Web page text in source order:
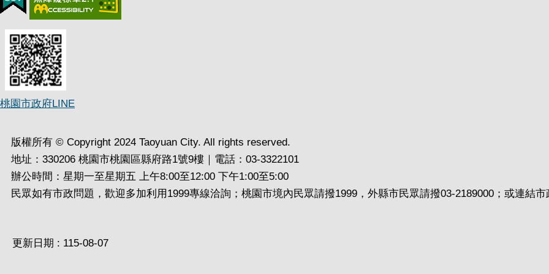
桃園市政府LINE
版權所有 © Copyright 2024 Taoyuan City. All rights reserved.
地址：330206 桃園市桃園區縣府路1號9樓｜電話：03-3322101
辦公時間：星期一至星期五 上午8:00至12:00 下午1:00至5:00
民眾如有市政問題，歡迎多加利用1999專線洽詢；桃園市境內民眾請撥1999，外縣市民眾請撥03-2189000；或連結市
更新日期 115-08-07